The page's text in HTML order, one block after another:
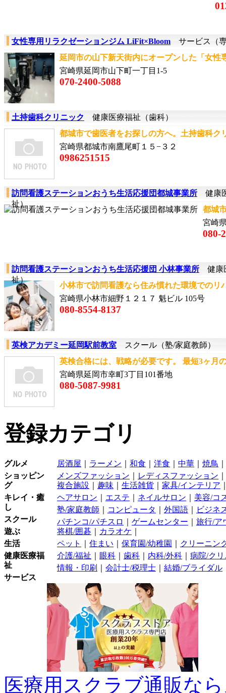
女性専用リラクゼーションジム LiFit×Bloom サービス（
延岡市の山下新天街内にオープンした「女性
宮崎県延岡市山下町一丁目1-5
070-2400-5088
土持歯科クリニック
健康医療福祉（歯科）
都城市で歯医者をお探しの方へ。土持歯科ク
宮崎県都城市南鷹尾町１５−３２
0986251515
訪問看護ステーションおうち生活応援団都城事業所 健康
祉）
都城
宮崎
080-
訪問看護ステーションおうち生活応援団 小林事業所 健康
祉）
小林市で訪問看護なら住み慣れた環境でのリ
宮崎県小林市細野１２１７ 魁ビル 105号
080-8554-8137
英検アカデミー延岡駅前教室 スクール（塾/家庭教師）
英検合格には、戦略が必要です。 最短3ヶ月
宮崎県延岡市幸町3丁目101番地
080-5087-9981
登録カテゴリ
グルメ 居酒屋 ラーメン 和食 洋食 中華 焼鳥
ショッピン
グ
メンズファッション レディスファッション
複合施設
趣味 生活雑貨 家具/インテリア
キレイ・癒
し
ヘアサロン エステ ネイルサロン 美容/コ
スクール
塾/家庭教師 コンピュータ 外国語 ビジネ
遊ぶ
パチンコ/パチスロ ゲームセンター
旅行/ア
将棋/囲碁
カラオケ
生活
ペット 住まい 保育園/幼稚園
クリーニン
健康医療福
祉
介護/福祉 眼科 歯科 内科/外科 病院/ク
サービス
情報・印刷 会計士/税理士 結婚/ブライダル
医療用スクラブ通販な